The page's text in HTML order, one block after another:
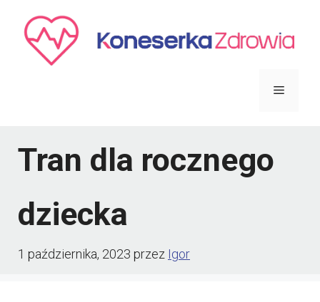
Menu
Tran dla rocznego
dziecka
1 października, 2023 przez Igor